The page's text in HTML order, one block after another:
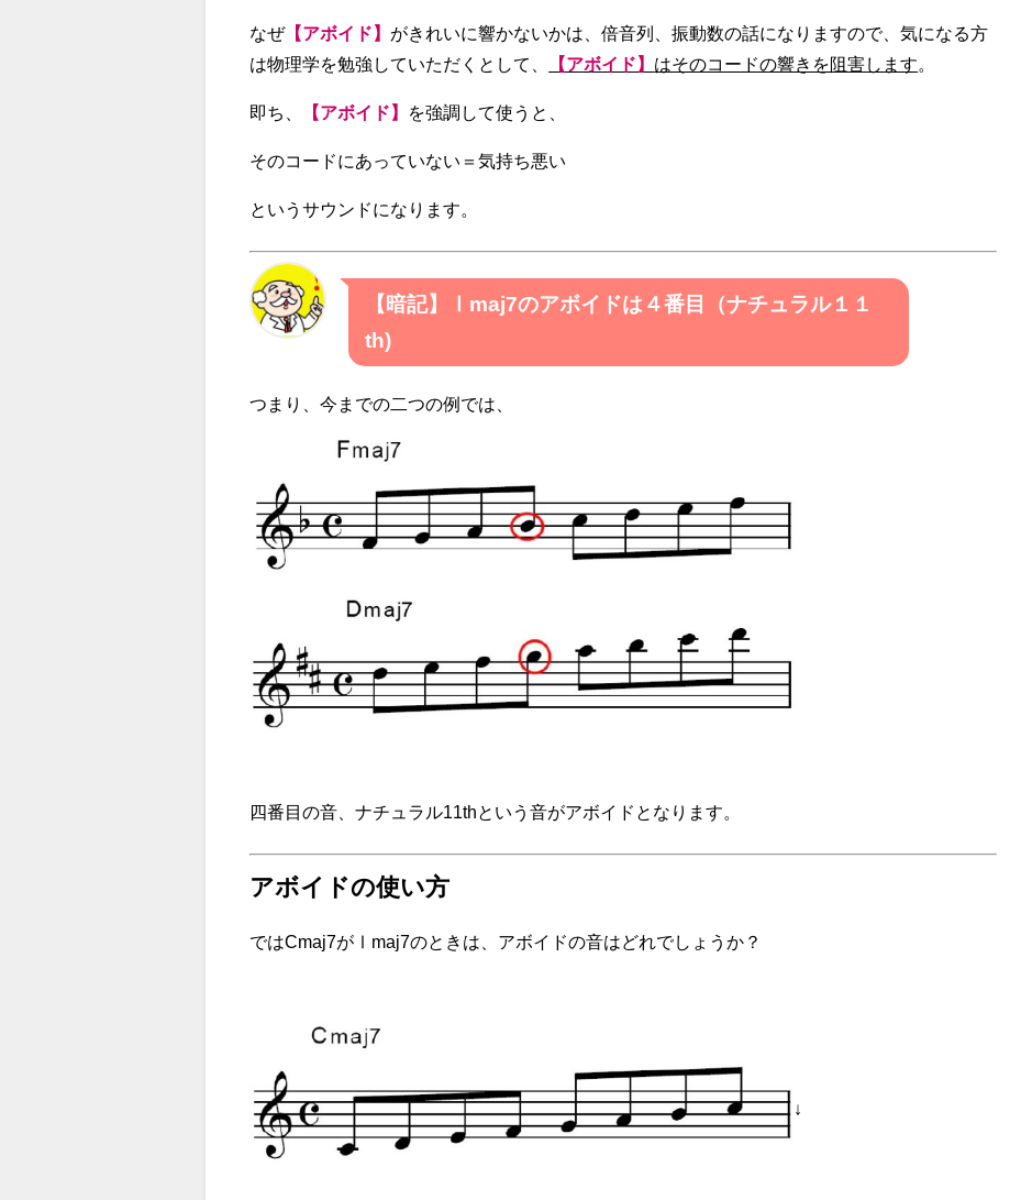
なぜ【アボイド】 がきれいに響かないかは、倍音列、振動数の話になりますので、気になる方
は物理学を勉強していただくとして、
【アボイド】 はそのコードの響きを阻害します。
即ち、 【アボイド】 を強調して使うと、
そのコードにあっていない＝気持ち悪い
というサウンドになります。
【暗記】Ⅰmaj7のアボイドは４番目（ナチュラル１１
th)
つまり、今までの二つの例では、
四番目の音、ナチュラル11thという音がアボイドとなります。
アボイドの使い方
ではCmaj7がⅠmaj7のときは、アボイドの音はどれでしょうか？
↓